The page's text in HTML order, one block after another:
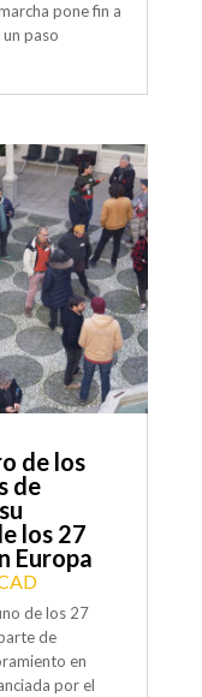
pone fin a
paso
de los
de
los 27
Europa
de los 27
de
en
por el